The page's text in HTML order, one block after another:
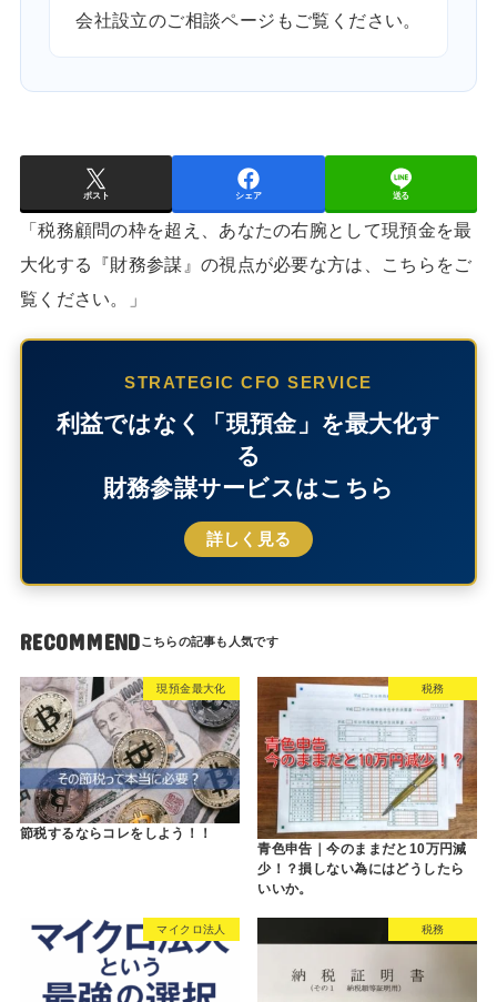
会社設立のご相談ページ もご覧ください。
ポスト シェア 送る
「税務顧問の枠を超え、あなたの右腕として現預金を最
大化する『財務参謀』の視点が必要な方は、こちらをご
覧ください。」
STRATEGIC CFO SERVICE
利益ではなく「現預金」を最大化す
る
財務参謀サービスはこちら
詳しく見る
RECOMMEND
現預金最大化
節税するならコレをしよう！！
税務
青色申告｜今のままだと10万円減
少！？損しない為にはどうしたら
いいか。
マイクロ法人 税務